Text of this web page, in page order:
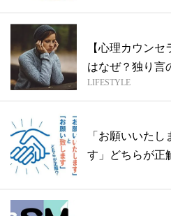
【心理カウン
はなぜ？独り言
LIFESTYLE
「お願いいた
す」どちらが正